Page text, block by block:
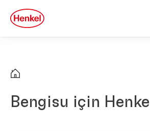
Skip to footer
quick
search
Bengisu için Henkel